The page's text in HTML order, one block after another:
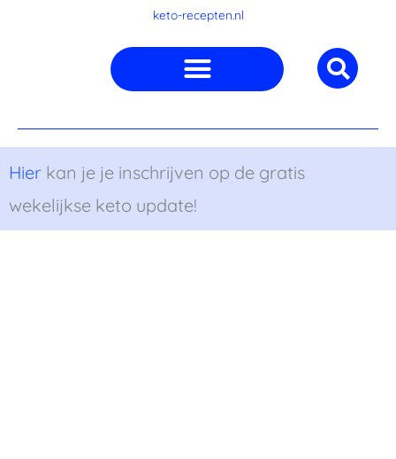
keto-recepten.nl
Hier kan je je inschrijven op de gratis
wekelijkse keto update!